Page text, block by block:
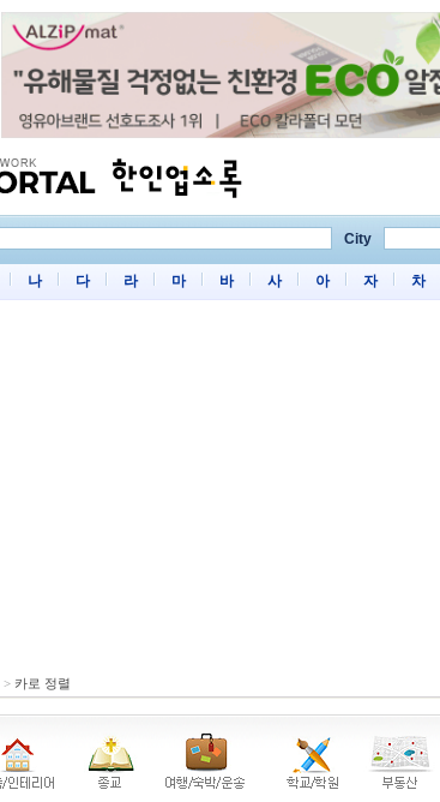
City
나 다 라 마 바 사 아 자 차
> 카로 정렬